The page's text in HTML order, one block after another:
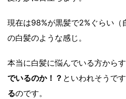
現在は98%が黒髪で2%ぐらい（
の白髪のような感じ。
本当に白髪に悩んでいる方からす
でいるのか！？ といわれそうです
るのです。